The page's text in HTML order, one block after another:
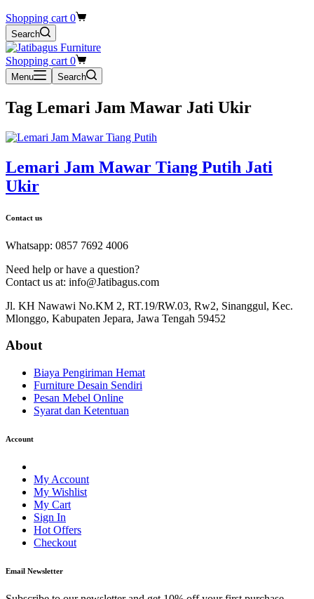
Shopping cart 0
Search
Shopping cart 0
Menu Search
Tag Lemari Jam Mawar Jati Ukir
Lemari Jam Mawar Tiang Putih Jati
Ukir
Contact us
Whatsapp: 0857 7692 4006
Need help or have a question?
Contact us at: info@Jatibagus.com
Jl. KH Nawawi No.KM 2, RT.19/RW.03, Rw2, Sinanggul, Kec.
Mlonggo, Kabupaten Jepara, Jawa Tengah 59452
About
Biaya Pengiriman Hemat
Furniture Desain Sendiri
Pesan Mebel Online
Syarat dan Ketentuan
Account
My Account
My Wishlist
My Cart
Sign In
Hot Offers
Checkout
Email Newsletter